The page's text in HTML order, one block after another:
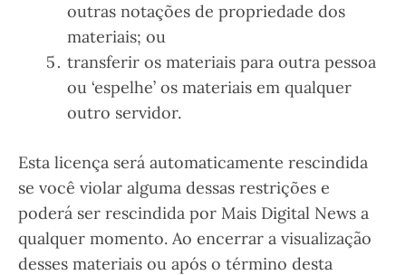
outras notações de propriedade dos
materiais; ou
transferir os materiais para outra pessoa
ou ‘espelhe’ os materiais em qualquer
outro servidor.
Esta licença será automaticamente rescindida
se você violar alguma dessas restrições e
poderá ser rescindida por Mais Digital News a
qualquer momento. Ao encerrar a visualização
desses materiais ou após o término desta